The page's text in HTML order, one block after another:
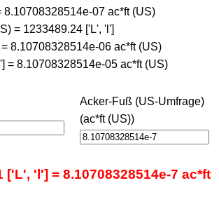
8.10708328514e-07 ac*ft (US)
= 1233489.24 ['L', 'l']
8.10708328514e-06 ac*ft (US)
= 8.10708328514e-05 ac*ft (US)
Acker-Fuß (US-Umfrage)
(ac*ft (US))
['L', 'l'] = 8.10708328514e-7 ac*ft